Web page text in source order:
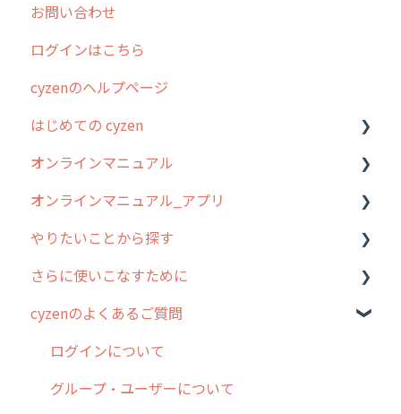
2025年のリリース情報
2024年のリリース情報
2023年のリリース情報
過去のリリース
2019年までのリリース情報
お客様の声を実現しました
お問い合わせ
ログインはこちら
cyzenのヘルプページ
はじめての cyzen
0. はじめてのcyzenの使い方
1. cyzenについて知ろう
2. 主要機能の概要
3. cyzenの位置情報取得について
4. cyzen利用前の準備：システム管理者編
5. 基本的な使い方：システム管理者編
6. 基本的な使い方：ユーザー編
オンラインマニュアル
管理サイトの使い始め
ユーザー・グループ管理
行動管理
予定管理
スポット
ステータス・主観
オンラインマニュアル_アプリ
アプリの使い始め
ホーム画面
スポット
報告閲覧
予定
やりたいことから探す
行動管理
勤怠管理
予定管理
スポット
さらに使いこなすために
はじめに
スポット・ステータス関連オプション
交通費自動計算
cyzenのよくあるご質問
ログインについて
グループ・ユーザーについて